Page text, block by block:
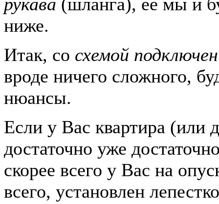
ниже.
Итак, со схемой
вроде ничего сложного,
нюансы.
Если у Вас квартира (или
достаточно уже
скорее всего у Вас на
всего, установлен